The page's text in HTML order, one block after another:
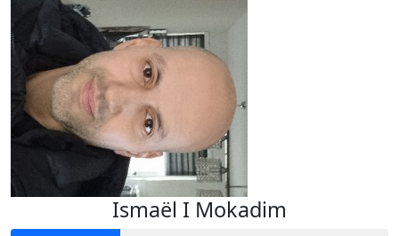
Ismaël I Mokadim